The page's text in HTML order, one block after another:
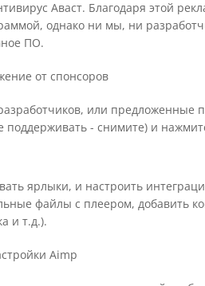
Аваст. Благодаря этой
однако ни мы, ни
ПО.
или предложенные
поддерживать - снимите) и
ярлыки, и настроить
файлы с плеером, добавить
и т.д.).